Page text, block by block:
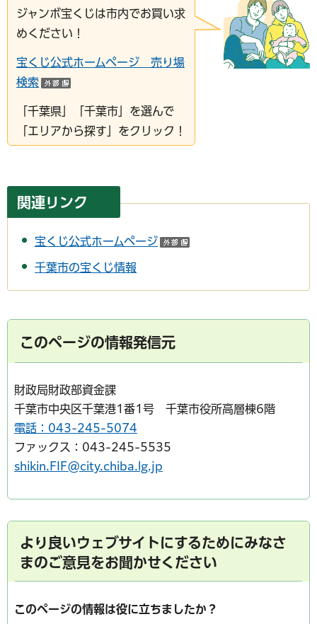
ジャンボ宝くじは市内でお買い求
めください！
宝くじ公式ホームページ 売り場
検索
「千葉県」「千葉市」を選んで
「エリアから探す」をクリック！
関連リンク
宝くじ公式ホームページ
千葉市の宝くじ情報
このページの情報発信元
財政局財政部資金課
千葉市中央区千葉港1番1号 千葉市役所高層棟6階
電話：043-245-5074
ファックス：043-245-5535
shikin.FIF@city.chiba.lg.jp
より良いウェブサイトにするためにみなさ
まのご意見をお聞かせください
このページの情報は役に立ちましたか？